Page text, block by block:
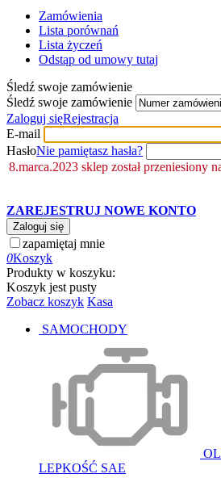
Zamówienia
Lista porównań
Lista życzeń
Odstąp od umowy tutaj
Śledź swoje zamówienie
Śledź swoje zamówienie
Zaloguj sięRejestracja
E-mail
HasłoNie pamiętasz hasła?
8.marca.2023 sklep został przeniesiony
ZAREJESTRUJ NOWE KONTO
Zaloguj się
zapamiętaj mnie
0Koszyk
Produkty w koszyku:
Koszyk jest pusty
Zobacz koszyk Kasa
SAMOCHODY
LEPKOŚĆ SAE